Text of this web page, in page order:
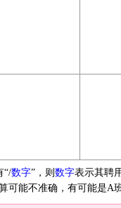
“/数字”，则 数字表示其聘
可能不准确，有可能是A